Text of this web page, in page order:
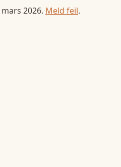
mars 2026. Meld feil.